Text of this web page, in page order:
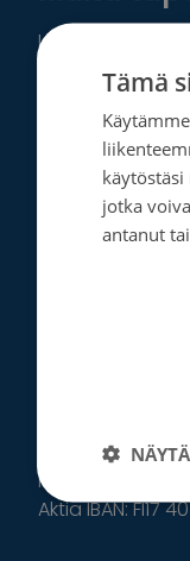
Lahjoita
numeroon:
Lahjoita
numeroon:
Tee
Osuuspankki
OKOYFIHH
Nordea IBAN:
Aktia IBAN: FI17
Tämä
jotka
antanut